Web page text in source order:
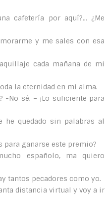
cafetería por aquí?… ¿Me
y me sales con esa
cada mañana de mi
la eternidad en mi alma.
-No sé. – ¡Lo suficiente para
he quedado sin palabras al
para ganarse este premio?
españolo, ma quiero
tantos pecadores como yo.
distancia virtual y voy a ir